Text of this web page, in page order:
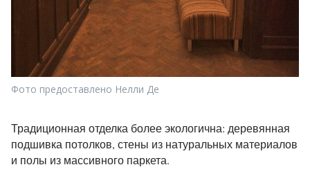
Фото предоставлено Нелли Де
Традиционная отделка более экологична: деревянная
подшивка потолков, стены из натуральных материалов
и полы из массивного паркета.